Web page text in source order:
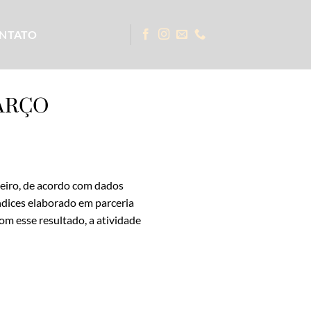
de acordo com dados
elaborado em parceria
esse resultado, a atividade